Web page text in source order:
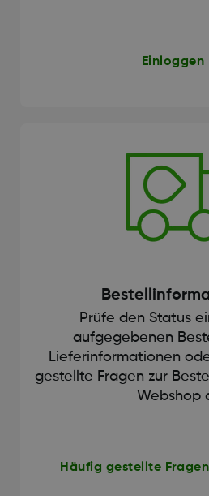
Einloggen
Prüfe den Status
aufgegebenen
Lieferinformationen
gestellte Fragen zur
Webshop
Häufig gestellte